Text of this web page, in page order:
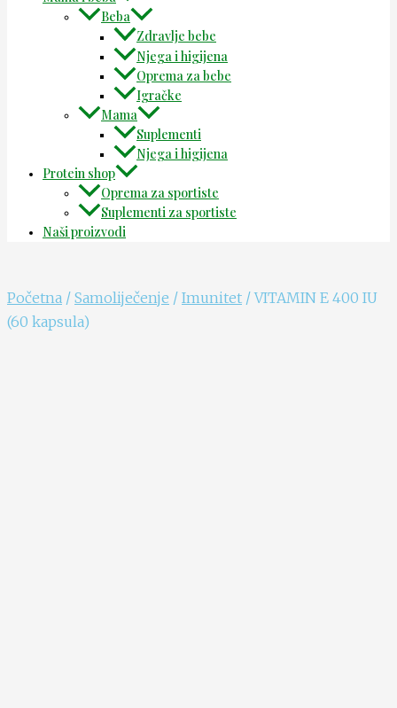
Beba
Zdravlje bebe
Njega i higijena
Oprema za bebe
Igračke
Mama
Suplementi
Njega i higijena
Protein shop
Oprema za sportiste
Suplementi za sportiste
Naši proizvodi
Početna / Samoliječenje / Imunitet / VITAMIN E 400 IU
(60 kapsula)